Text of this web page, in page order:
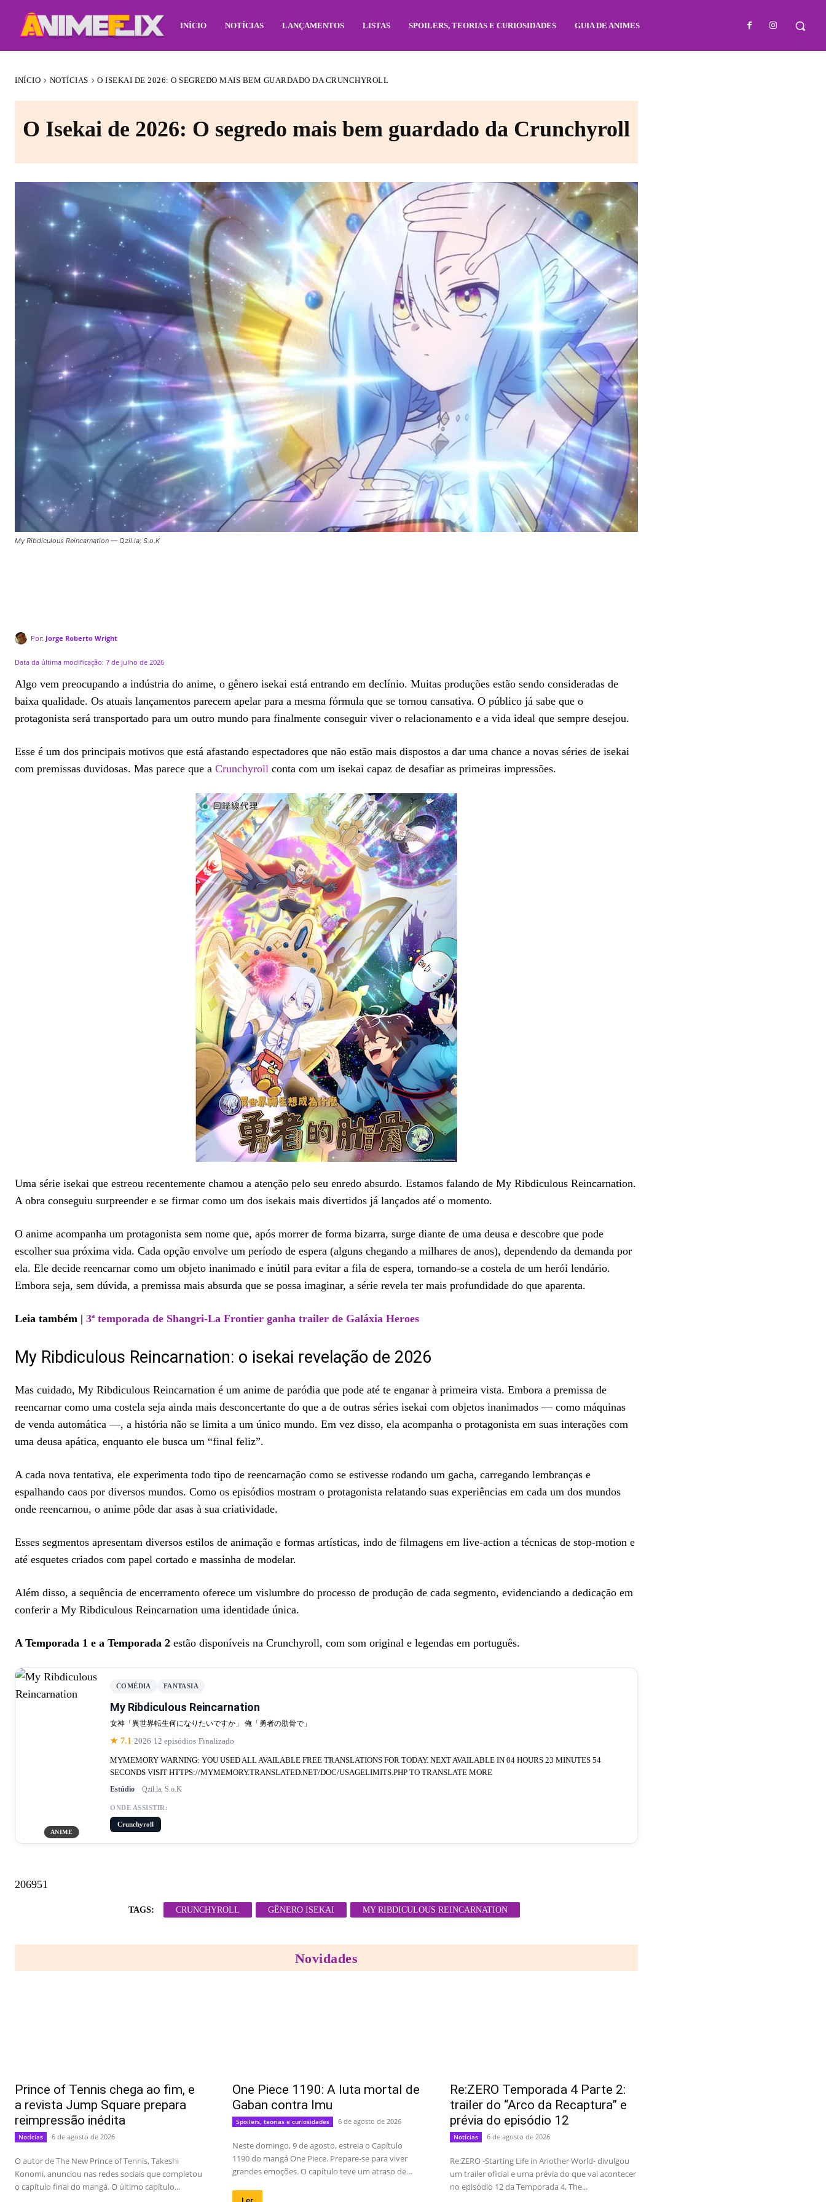
INÍCIO NOTÍCIAS LANÇAMENTOS LISTAS SPOILERS, TEORIAS E CURIOSIDADES GUIA DE ANIMES
INÍCIO NOTÍCIAS O ISEKAI DE 2026: O SEGREDO MAIS BEM GUARDADO DA CRUNCHYROLL
O Isekai de 2026: O segredo mais bem guardado da Crunchyroll
My Ribdiculous Reincarnation — Qzil.la; S.o.K
Por: Jorge Roberto Wright
Data da última modificação: 7 de julho de 2026
Algo vem preocupando a indústria do anime, o gênero isekai está entrando em declínio. Muitas produções estão sendo consideradas de
baixa qualidade. Os atuais lançamentos parecem apelar para a mesma fórmula que se tornou cansativa. O público já sabe que o
protagonista será transportado para um outro mundo para finalmente conseguir viver o relacionamento e a vida ideal que sempre desejou.
Esse é um dos principais motivos que está afastando espectadores que não estão mais dispostos a dar uma chance a novas séries de isekai
com premissas duvidosas. Mas parece que a Crunchyroll conta com um isekai capaz de desafiar as primeiras impressões.
Uma série isekai que estreou recentemente chamou a atenção pelo seu enredo absurdo. Estamos falando de My Ribdiculous Reincarnation.
A obra conseguiu surpreender e se firmar como um dos isekais mais divertidos já lançados até o momento.
O anime acompanha um protagonista sem nome que, após morrer de forma bizarra, surge diante de uma deusa e descobre que pode
escolher sua próxima vida. Cada opção envolve um período de espera (alguns chegando a milhares de anos), dependendo da demanda por
ela. Ele decide reencarnar como um objeto inanimado e inútil para evitar a fila de espera, tornando-se a costela de um herói lendário.
Embora seja, sem dúvida, a premissa mais absurda que se possa imaginar, a série revela ter mais profundidade do que aparenta.
Leia também | 3ª temporada de Shangri-La Frontier ganha trailer de Galáxia Heroes
My Ribdiculous Reincarnation: o isekai revelação de 2026
Mas cuidado, My Ribdiculous Reincarnation é um anime de paródia que pode até te enganar à primeira vista. Embora a premissa de
reencarnar como uma costela seja ainda mais desconcertante do que a de outras séries isekai com objetos inanimados — como máquinas
de venda automática —, a história não se limita a um único mundo. Em vez disso, ela acompanha o protagonista em suas interações com
uma deusa apática, enquanto ele busca um “final feliz”.
A cada nova tentativa, ele experimenta todo tipo de reencarnação como se estivesse rodando um gacha, carregando lembranças e
espalhando caos por diversos mundos. Como os episódios mostram o protagonista relatando suas experiências em cada um dos mundos
onde reencarnou, o anime pôde dar asas à sua criatividade.
Esses segmentos apresentam diversos estilos de animação e formas artísticas, indo de filmagens em live-action a técnicas de stop-motion e
até esquetes criados com papel cortado e massinha de modelar.
Além disso, a sequência de encerramento oferece um vislumbre do processo de produção de cada segmento, evidenciando a dedicação em
conferir a My Ribdiculous Reincarnation uma identidade única.
A Temporada 1 e a Temporada 2 estão disponíveis na Crunchyroll, com som original e legendas em português.
ANIME
COMÉDIA FANTASIA
My Ribdiculous Reincarnation
女神「異世界転生何になりたいですか」 俺「勇者の肋骨で」
★ 7.1 ·2026 ·12 episódios·Finalizado
MYMEMORY WARNING: YOU USED ALL AVAILABLE FREE TRANSLATIONS FOR TODAY. NEXT AVAILABLE IN 04 HOURS 23 MINUTES 54
SECONDS VISIT HTTPS://MYMEMORY.TRANSLATED.NET/DOC/USAGELIMITS.PHP TO TRANSLATE MORE
Estúdio Qzil.la, S.o.K
ONDE ASSISTIR:
Crunchyroll
206951
TAGS: CRUNCHYROLL GÊNERO ISEKAI MY RIBDICULOUS REINCARNATION
Novidades
Prince of Tennis chega ao fim, e
a revista Jump Square prepara
reimpressão inédita
Notícias 6 de agosto de 2026
O autor de The New Prince of Tennis, Takeshi
Konomi, anunciou nas redes sociais que completou
o capítulo final do mangá. O último capítulo...
One Piece 1190: A luta mortal de
Gaban contra Imu
Spoilers, teorias e curiosidades 6 de agosto de 2026
Neste domingo, 9 de agosto, estreia o Capítulo
1190 do mangá One Piece. Prepare-se para viver
grandes emoções. O capítulo teve um atraso de...
Re:ZERO Temporada 4 Parte 2:
trailer do “Arco da Recaptura” e
prévia do episódio 12
Notícias 6 de agosto de 2026
Re:ZERO -Starting Life in Another World- divulgou
um trailer oficial e uma prévia do que vai acontecer
no episódio 12 da Temporada 4, The...